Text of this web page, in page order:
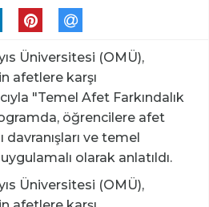
Üniversitesi (OMÜ),
afetlere karşı
"Temel Afet Farkındalık
öğrencilere afet
davranışları ve temel
olarak anlatıldı.
Üniversitesi (OMÜ),